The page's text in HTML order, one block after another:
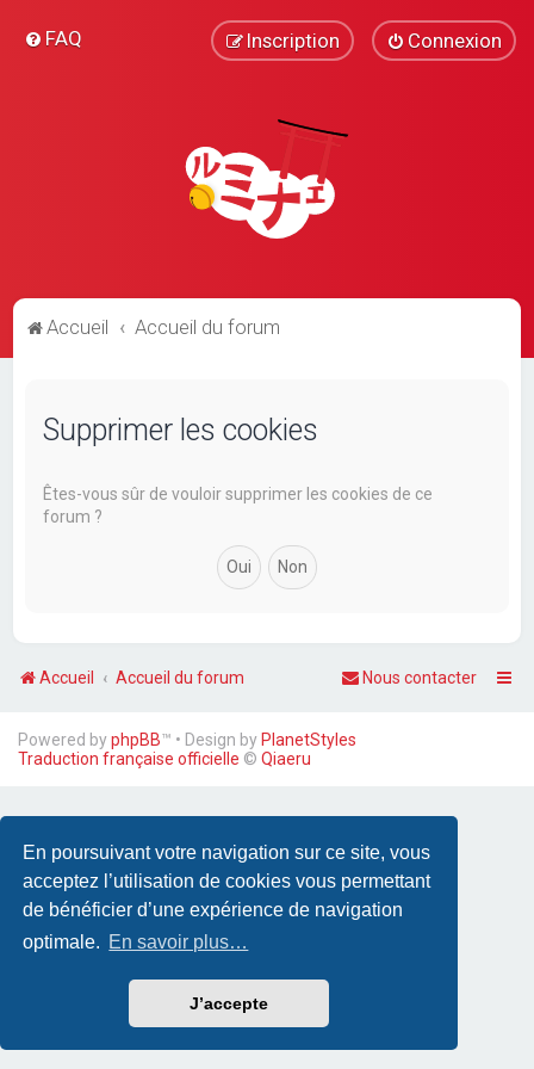
En poursuivant votre navigation sur ce site, vous
acceptez l’utilisation de cookies vous permettant
de bénéficier d’une expérience de navigation
optimale. En savoir plus…
J’accepte
FAQ Connexion
Inscription
Accueil Accueil du forum
Supprimer les cookies
Êtes-vous sûr de vouloir supprimer les cookies de ce
forum ?
Accueil Accueil du forum Nous contacter
Powered byphpBB™ • Design byPlanetStyles
Traduction française officielle © Qiaeru